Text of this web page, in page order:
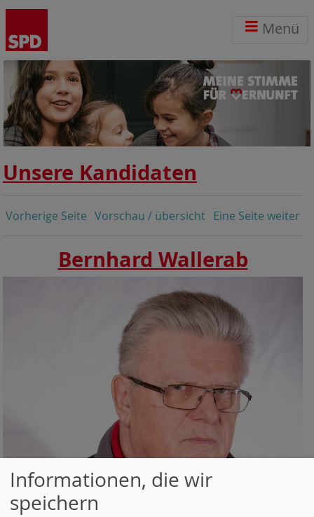
Menü
Unsere Kandidaten
Vorherige Seite Eine Seite weiter
Vorschau / übersicht
Bernhard Wallerab
Informationen, die wir
speichern